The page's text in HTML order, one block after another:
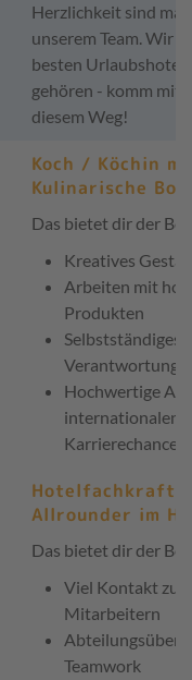
Herzlichkeit sind
unserem Team. Wir
besten
gehören - komm mit
diesem Weg!
Koch / Köchin
Kulinarische
Das bietet dir der
Kreatives
Arbeiten mit
Produkten
Selbstständiges
Verantwortung
Hochwertige
internationalen
Karrierechancen
Hotelfachkraft
Allrounder im
Das bietet dir der
Viel Kontakt zu
Mitarbeitern
Teamwork